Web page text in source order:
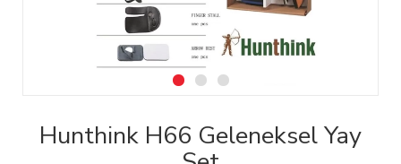
Hunthink H66 Geleneksel Yay